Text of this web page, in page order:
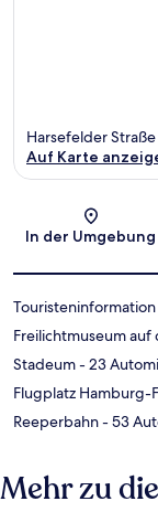
Harsefelder
Auf Karte
In der Umgebung
Touristeninformation
Freilichtmuseum auf
Stadeum- 23
Flugplatz Hamburg-
Reeperbahn- 53
Mehr zu